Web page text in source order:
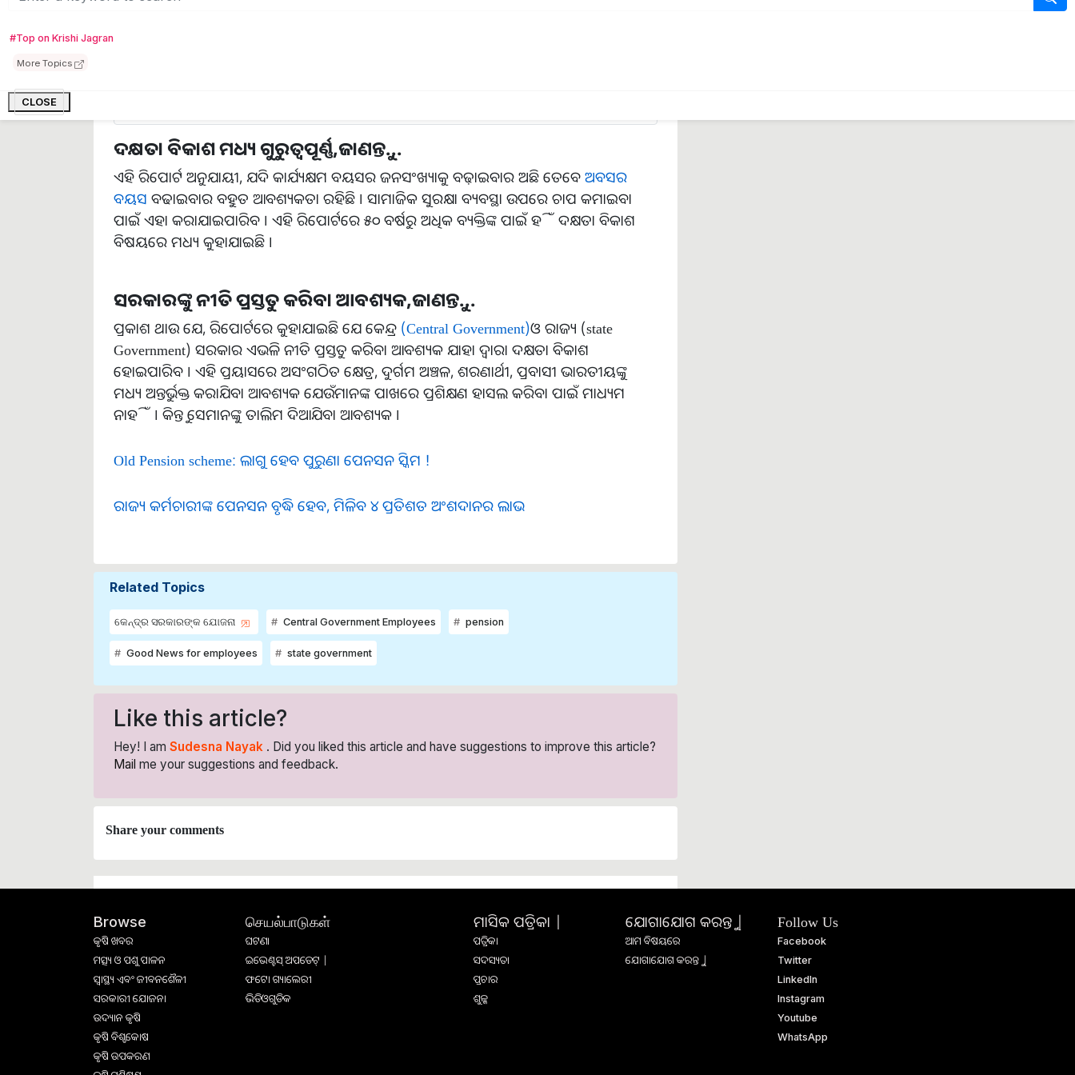
#Top on Krishi Jagran
More Topics
CLOSE
ଦକ୍ଷତା ବିକାଶ ମଧ୍ୟ ଗୁରୁତ୍ୱପୂର୍ଣ୍ଣ,ଜାଣନ୍ତୁ...
ଏହି ରିପୋର୍ଟ ଅନୁଯାୟୀ, ଯଦି କାର୍ଯ୍ୟକ୍ଷମ ବୟସର ଜନସଂଖ୍ୟାକୁ ବଢ଼ାଇବାର ଅଛି ତେବେ ଅବସର
ବୟସ ବଢାଇବାର ବହୁତ ଆବଶ୍ୟକତା ରହିଛି । ସାମାଜିକ ସୁରକ୍ଷା ବ୍ୟବସ୍ଥା ଉପରେ ଚାପ କମାଇବା
ପାଇଁ ଏହା କରାଯାଇପାରିବ । ଏହି ରିପୋର୍ଟରେ ୫୦ ବର୍ଷରୁ ଅଧିକ ବ୍ୟକ୍ତିଙ୍କ ପାଇଁ ହିଁ ଦକ୍ଷତା ବିକାଶ
ବିଷୟରେ ମଧ୍ୟ କୁହାଯାଇଛି ।
ସରକାରଙ୍କୁ ନୀତି ପ୍ରସ୍ତୁତ କରିବା ଆବଶ୍ୟକ,ଜାଣନ୍ତୁ...
ପ୍ରକାଶ ଥାଉ ଯେ, ରିପୋର୍ଟରେ କୁହାଯାଇଛି ଯେ କେନ୍ଦ୍ର (Central Government)ଓ ରାଜ୍ୟ (state
Government) ସରକାର ଏଭଳି ନୀତି ପ୍ରସ୍ତୁତ କରିବା ଆବଶ୍ୟକ ଯାହା ଦ୍ୱାରା ଦକ୍ଷତା ବିକାଶ
ହୋଇପାରିବ । ଏହି ପ୍ରୟାସରେ ଅସଂଗଠିତ କ୍ଷେତ୍ର, ଦୁର୍ଗମ ଅଞ୍ଚଳ, ଶରଣାର୍ଥୀ, ପ୍ରବାସୀ ଭାରତୀୟଙ୍କୁ
ମଧ୍ୟ ଅନ୍ତର୍ଭୁକ୍ତ କରାଯିବା ଆବଶ୍ୟକ ଯେଉଁମାନଙ୍କ ପାଖରେ ପ୍ରଶିକ୍ଷଣ ହାସଲ କରିବା ପାଇଁ ମାଧ୍ୟମ
ନାହିଁ । କିନ୍ତୁ ସେମାନଙ୍କୁ ତାଲିମ ଦିଆଯିବା ଆବଶ୍ୟକ ।
Old Pension scheme: ଲାଗୁ ହେବ ପୁରୁଣା ପେନସନ ସ୍କିମ !
ରାଜ୍ୟ କର୍ମଚାରୀଙ୍କ ପେନସନ ବୃଦ୍ଧି ହେବ, ମିଳିବ ୪ ପ୍ରତିଶତ ଅଂଶଦାନର ଲାଭ
Related Topics
କେନ୍ଦ୍ର ସରକାରଙ୍କ ଯୋଜନା Central Government Employees pension
Good News for employees state government
Like this article?
Hey! I am Sudesna Nayak . Did you liked this article and have suggestions to improve this article?
Mail me your suggestions and feedback.
Share your comments
Browse
କୃଷି ଖବର
ମତ୍ସ୍ୟ ଓ ପଶୁ ପାଳନ
ସ୍ୱାସ୍ଥ୍ୟ ଏବଂ ଜୀବନଶୈଳୀ
ସରକାରୀ ଯୋଜନା
ଉଦ୍ୟାନ କୃଷି
କୃଷି ବିଶ୍ବକୋଷ
କୃଷି ଉପକରଣ
செயல்பாடுகள்
ଘଟଣା
ଇଭେଣ୍ଟସ୍ ଅପଡେଟ୍ |
ଫଟୋ ଗ୍ୟାଲେରୀ
ଭିଡିଓଗୁଡିକ
ମାସିକ ପତ୍ରିକା |
ପତ୍ରିକା
ସଦସ୍ୟତା
ପ୍ରଚାର
ଶୁଳ୍କ
ଯୋଗାଯୋଗ କରନ୍ତୁ |
ଆମ ବିଷୟରେ
ଯୋଗାଯୋଗ କରନ୍ତୁ |
Follow Us
Facebook
Twitter
LinkedIn
Instagram
Youtube
WhatsApp